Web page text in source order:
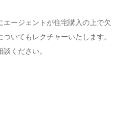
エージェントが住宅購入の上で欠
いてもレクチャーいたします。
ください。